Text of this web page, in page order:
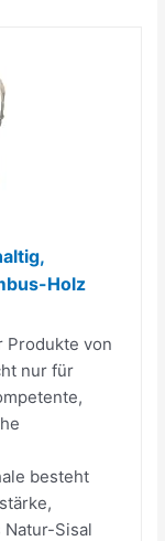
Holz
Produkte von
nur für
besteht
Natur-Sisal